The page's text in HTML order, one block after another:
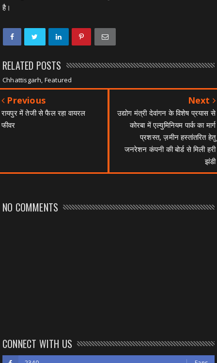
है।
RELATED POSTS
Chhattisgarh, Featured
Previous
रायपुर में तेजी से फैल रहा वायरल
फीवर
Next
उद्योग मंत्री देवांगन के विशेष प्रयास से
कोरबा में एल्युमिनियम पार्क का मार्ग
प्रशस्त, ज़मीन हस्तांतरित हेतु
जनरेशन कंपनी की बोर्ड से मिली हरी
झंडी
NO COMMENTS
CONNECT WITH US